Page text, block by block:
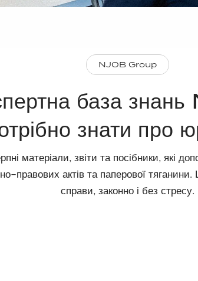
NJOB Group
база
знати про
матеріали, звіти та посібники, які
правових актів та паперової
справи, законно і без стресу.